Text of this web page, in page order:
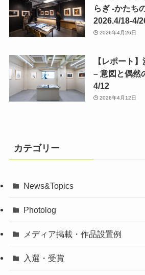
らぎ -かたち
2026.4/18-4/
2026年4月26日
【レポート
– 意図と偶然
4/12
2026年4月12日
カテゴリー
News&Topics
Photolog
メディア掲載・作品設置例
入選・受賞